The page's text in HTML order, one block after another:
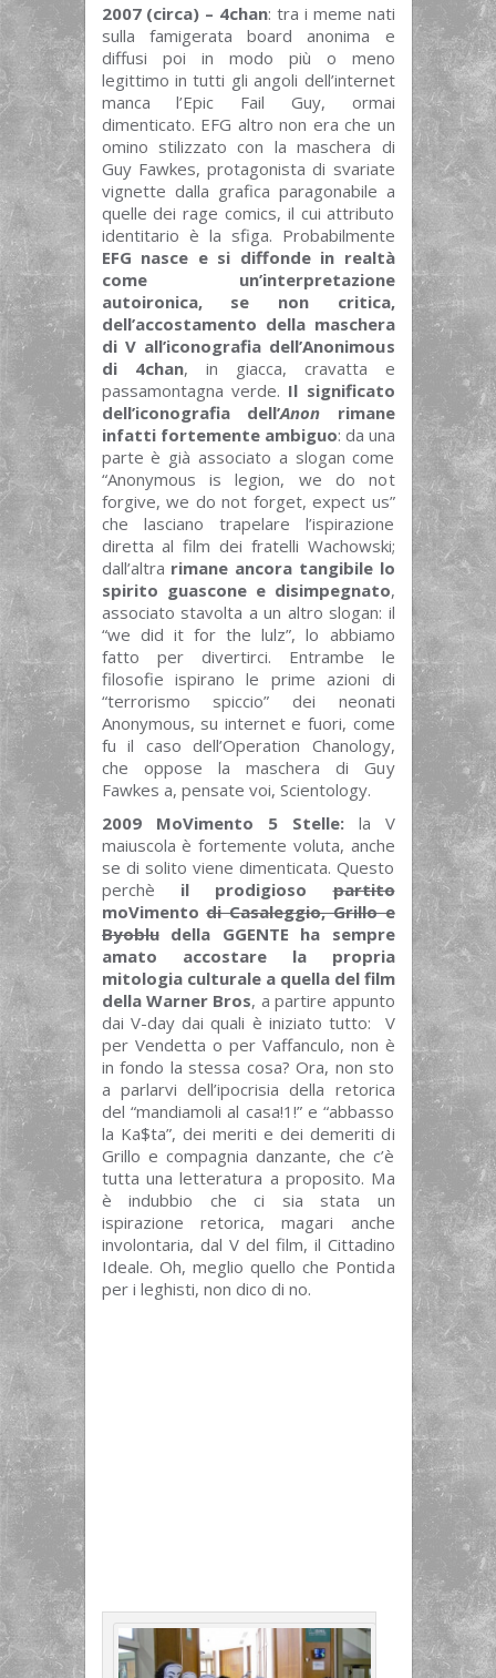
2007 (circa) – 4chan: tra i meme nati
sulla famigerata board anonima e
diffusi poi in modo più o meno
legittimo in tutti gli angoli dell’internet
manca l’Epic Fail Guy, ormai
dimenticato. EFG altro non era che un
omino stilizzato con la maschera di
Guy Fawkes, protagonista di svariate
vignette dalla grafica paragonabile a
quelle dei rage comics, il cui attributo
identitario è la sfiga. Probabilmente
EFG nasce e si diffonde in realtà
come un’interpretazione
autoironica, se non critica,
dell’accostamento della maschera
di V all’iconografia dell’Anonimous
di 4chan, in giacca, cravatta e
passamontagna verde. Il significato
dell’iconografia dell’Anon rimane
infatti fortemente ambiguo: da una
parte è già associato a slogan come
“Anonymous is legion, we do not
forgive, we do not forget, expect us”
che lasciano trapelare l’ispirazione
diretta al film dei fratelli Wachowski;
dall’altra rimane ancora tangibile lo
spirito guascone e disimpegnato,
associato stavolta a un altro slogan: il
“we did it for the lulz”, lo abbiamo
fatto per divertirci. Entrambe le
filosofie ispirano le prime azioni di
“terrorismo spiccio” dei neonati
Anonymous, su internet e fuori, come
fu il caso dell’Operation Chanology,
che oppose la maschera di Guy
Fawkes a, pensate voi, Scientology.
2009 MoVimento 5 Stelle: la V
maiuscola è fortemente voluta, anche
se di solito viene dimenticata. Questo
perchè il prodigiosopartito
moVimentodi Casaleggio, Grillo e
Byobludella GGENTE ha sempre
amato accostare la propria
mitologia culturale a quella del film
della Warner Bros, a partire appunto
dai V-day dai quali è iniziato tutto: V
per Vendetta o per Vaffanculo, non è
in fondo la stessa cosa? Ora, non sto
a parlarvi dell’ipocrisia della retorica
del “mandiamoli al casa!1!” e “abbasso
la Ka$ta”, dei meriti e dei demeriti di
Grillo e compagnia danzante, che c’è
tutta una letteratura a proposito. Ma
è indubbio che ci sia stata un
ispirazione retorica, magari anche
involontaria, dal V del film, il Cittadino
Ideale. Oh, meglio quello che Pontida
per i leghisti, non dico di no.